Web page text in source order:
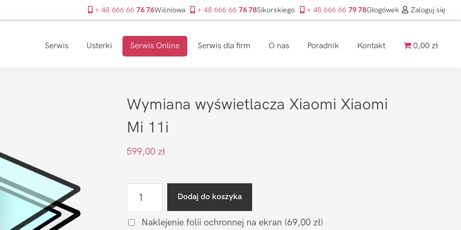
+ 48 666 66 76 76Wiśniowa + 48 666 66 76 78Sikorskiego + 48 666 66 79 78Głogówek Zaloguj się
Serwis Usterki Serwis Online Serwis dla firm O nas Poradnik Kontakt 0,00 zł
Wymiana wyświetlacza Xiaomi Xiaomi
Mi 11i
599,00 zł
wyświetlacza
Dodaj do koszyka
Naklejenie folii ochronnej na ekran (69,00 zł)